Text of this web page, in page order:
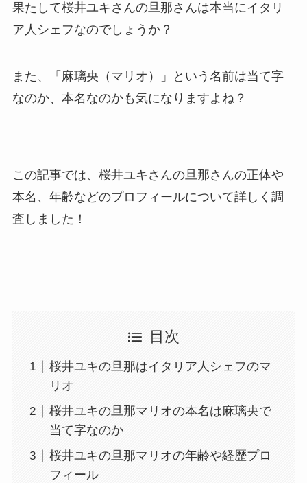
果たして桜井ユキさんの旦那さんは本当にイタリ
ア人シェフなのでしょうか？
また、「麻璃央（マリオ）」という名前は当て字
なのか、本名なのかも気になりますよね？
この記事では、桜井ユキさんの旦那さんの正体や
本名、年齢などのプロフィールについて詳しく調
査しました！
目次
桜井ユキの旦那はイタリア人シェフのマ
リオ
桜井ユキの旦那マリオの本名は麻璃央で
当て字なのか
桜井ユキの旦那マリオの年齢や経歴プロ
フィール